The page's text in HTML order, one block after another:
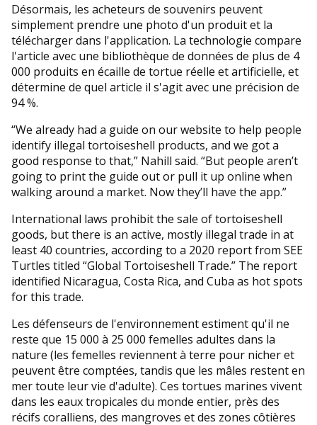
Désormais, les acheteurs de souvenirs peuvent
simplement prendre une photo d'un produit et la
télécharger dans l'application. La technologie compare
l'article avec une bibliothèque de données de plus de 4
000 produits en écaille de tortue réelle et artificielle, et
détermine de quel article il s'agit avec une précision de
94 %.
“We already had a guide on our website to help people
identify illegal tortoiseshell products, and we got a
good response to that,” Nahill said. “But people aren’t
going to print the guide out or pull it up online when
walking around a market. Now they’ll have the app.”
International laws prohibit the sale of tortoiseshell
goods, but there is an active, mostly illegal trade in at
least 40 countries, according to a 2020 report from SEE
Turtles titled “Global Tortoiseshell Trade.” The report
identified Nicaragua, Costa Rica, and Cuba as hot spots
for this trade.
Les défenseurs de l'environnement estiment qu'il ne
reste que 15 000 à 25 000 femelles adultes dans la
nature (les femelles reviennent à terre pour nicher et
peuvent être comptées, tandis que les mâles restent en
mer toute leur vie d'adulte). Ces tortues marines vivent
dans les eaux tropicales du monde entier, près des
récifs coralliens, des mangroves et des zones côtières